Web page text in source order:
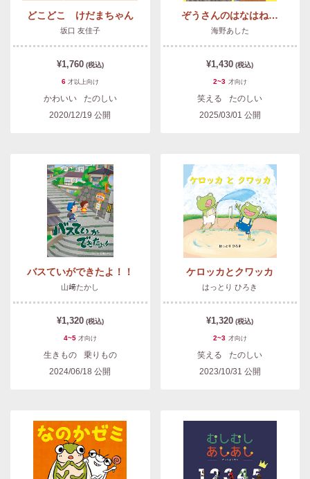
どこどこ けだまちゃん
坂口 友佳子
¥1,760 (税込)
6 才以上向け
かわいい
たのしい
2020/12/19 公開
ぞうさんのはなはね…
海野あした
¥1,430 (税込)
2~3 才向け
笑える
たのしい
2025/03/01 公開
バスていができたよ！！
山﨑たかし
¥1,320 (税込)
4~5 才向け
生きもの
乗りもの
2024/06/18 公開
ケロッカとクワッカ
はっとり ひろき
¥1,320 (税込)
2~3 才向け
笑える
たのしい
2023/10/31 公開